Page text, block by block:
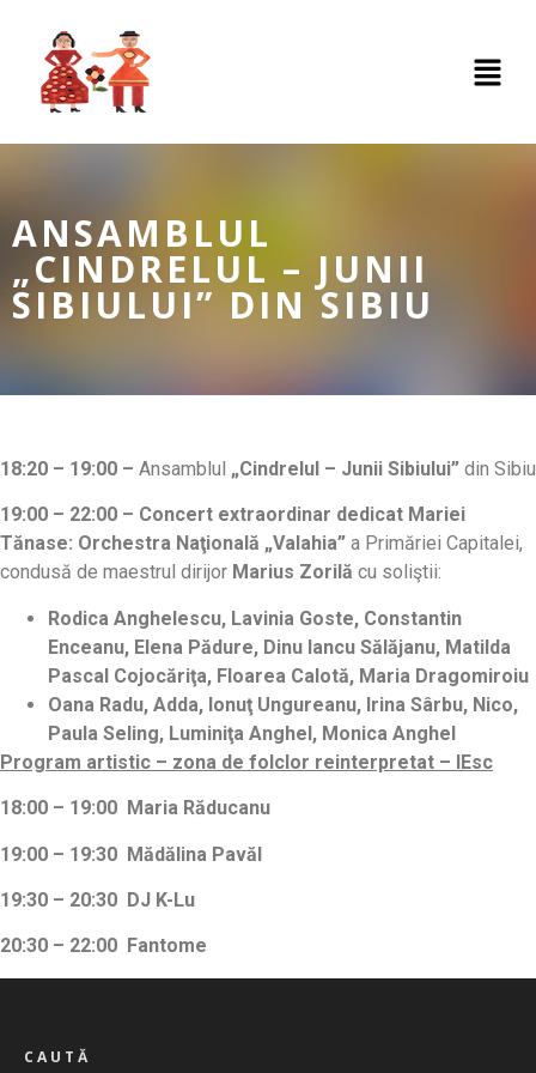
ANSAMBLUL
„CINDRELUL – JUNII
SIBIULUI” DIN SIBIU
18:20 – 19:00 – Ansamblul „Cindrelul – Junii Sibiului” din Sibiu
19:00 – 22:00 – Concert extraordinar dedicat Mariei
Tănase: Orchestra Naţională „Valahia” a Primăriei Capitalei,
condusă de maestrul dirijor Marius Zorilă cu soliştii:
Rodica Anghelescu, Lavinia Goste, Constantin
Enceanu, Elena Pădure, Dinu Iancu Sălăjanu, Matilda
Pascal Cojocăriţa, Floarea Calotă, Maria Dragomiroiu
Oana Radu, Adda, Ionuţ Ungureanu, Irina Sârbu, Nico,
Paula Seling, Luminiţa Anghel, Monica Anghel
Program artistic – zona de folclor reinterpretat – IEsc
18:00 – 19:00 Maria Răducanu
19:00 – 19:30 Mădălina Pavăl
19:30 – 20:30 DJ K-Lu
20:30 – 22:00 Fantome
CAUTĂ